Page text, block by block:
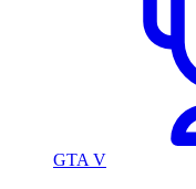
GTA V